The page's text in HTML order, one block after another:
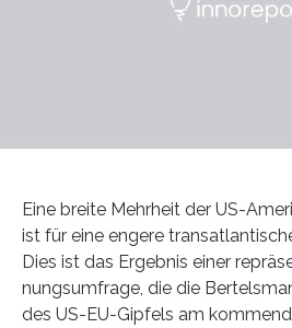
Eine breite Mehrheit der US-
ist für eine engere
Dies ist das Ergebnis einer
nungsumfrage, die die
des US-EU-Gipfels am